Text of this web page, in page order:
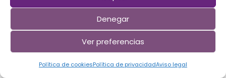
Denegar
Ver preferencias
Política de cookiesPolítica de privacidadAviso legal
Neve| Funciona gracias aWordPress